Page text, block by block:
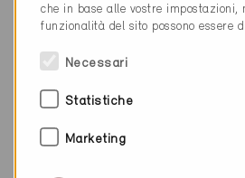
particolarmente rilevanti. Di
costruzione deve essere
In questo modo si incentiva
e la scelta di materiali
inciso, le emissioni di gas
produzione di materiali
nuovamente nel corso della
che in base alle vostre impostazioni,
funzionalità del sito possono essere
Necessari
Statistiche
Marketing